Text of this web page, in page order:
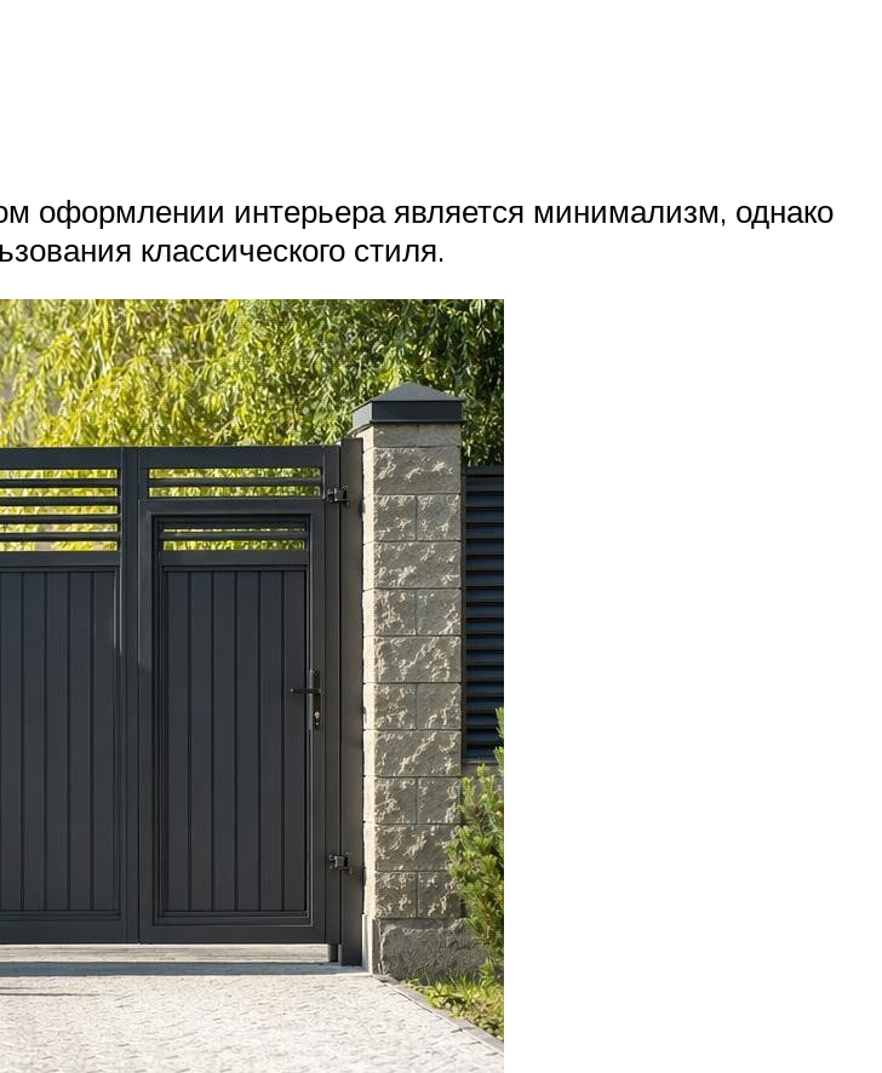
оформлении интерьера является минимализм, однако
классического стиля.